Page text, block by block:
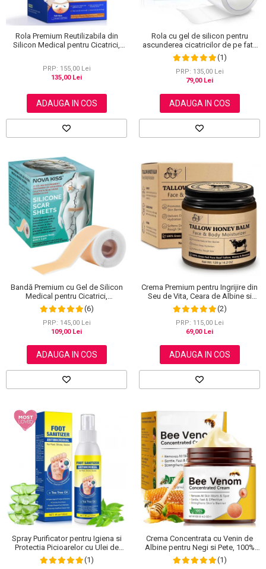
Rola Premium Reutilizabila din
Silicon Medical pentru Cicatrici,
PRP: 155,00 Lei
135,00 Lei
ADAUGA IN COS
Rola cu gel de silicon pentru
ascunderea cicatricilor de pe fata
sau corp, plasture reutilizabil, 2.5
cm x 1.5 m, Elaimei
(1)
PRP: 135,00 Lei
79,00 Lei
ADAUGA IN COS
Bandă Premium cu Gel de Silicon
Medical pentru Cicatrici,
Reutilizabilă, NOVA KISS®, 4 cm x
1.5 m
(6)
PRP: 145,00 Lei
109,00 Lei
ADAUGA IN COS
Crema Premium pentru Ingrijire din
Seu de Vita, Ceara de Albine si
Miere, 100% Naturala, NOVA
KISS®, 120 g
(2)
PRP: 115,00 Lei
69,00 Lei
ADAUGA IN COS
Spray Purificator pentru Igiena si
Protectia Picioarelor cu Ulei de
Arbore de Ceai, 120 ml
(1)
Crema Concentrata cu Venin de
Albine pentru Negi si Pete, 100%
Naturala, 120 g
(1)